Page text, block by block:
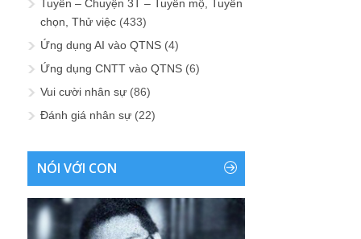
Tuyển – Chuyện 3T – Tuyển mộ, Tuyển
chọn, Thử việc (433)
Ứng dụng AI vào QTNS (4)
Ứng dụng CNTT vào QTNS (6)
Vui cười nhân sự (86)
Đánh giá nhân sự (22)
NÓI VỚI CON